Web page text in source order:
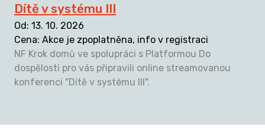
Dítě v systému III
Od: 13. 10. 2026
Cena: Akce je zpoplatněna, info v registraci
NF Krok domů ve spolupráci s Platformou Do
dospělosti pro vás připravili online streamovanou
konferenci "Dítě v systému III".